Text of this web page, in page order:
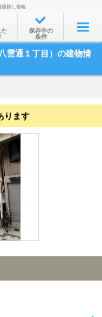
から
ら
から
屋探し情報
保存中の
条件
雲通１丁目）の建物情
ります